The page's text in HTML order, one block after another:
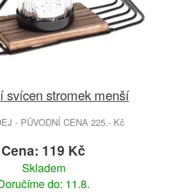
svícen stromek menší
- PŮVODNÍ CENA 225.- Kč
Cena: 119 Kč
Skladem
do: 11.8.